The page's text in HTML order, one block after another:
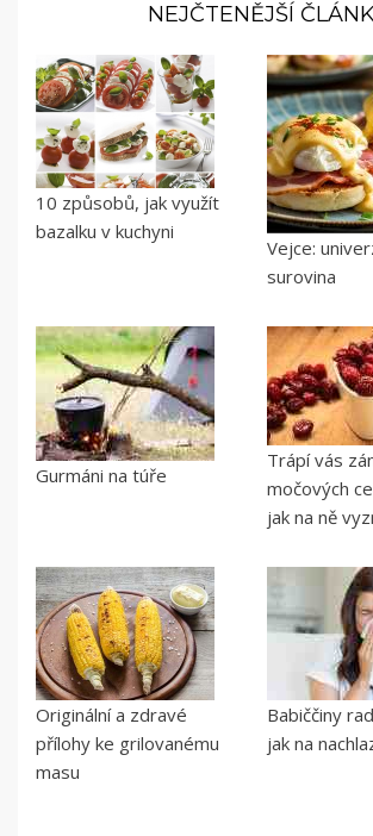
NEJČTENĚJŠÍ
10 způsobů, jak využít
bazalku v kuchyni
Vejce:
surovina
Gurmáni na túře
Trápí vás
močových
jak na ně
Originální a zdravé
přílohy ke grilovanému
masu
Babiččiny
jak na